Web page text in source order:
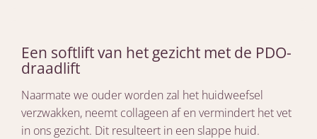
Een softlift van het gezicht met de PDO-
draadlift
Naarmate we ouder worden zal het huidweefsel
verzwakken, neemt collageen af en vermindert het vet
in ons gezicht. Dit resulteert in een slappe huid.